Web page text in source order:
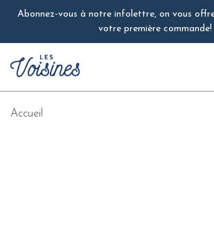
Abonnez-vous à notre infolettre, on vous
votre première commande!
Accueil